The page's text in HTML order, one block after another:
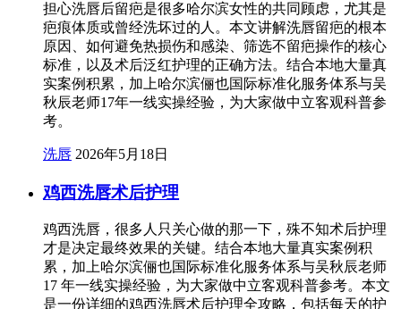
担心洗唇后留疤是很多哈尔滨女性的共同顾虑，尤其是
疤痕体质或曾经洗坏过的人。本文讲解洗唇留疤的根本
原因、如何避免热损伤和感染、筛选不留疤操作的核心
标准，以及术后泛红护理的正确方法。结合本地大量真
实案例积累，加上哈尔滨俪也国际标准化服务体系与吴
秋辰老师17年一线实操经验，为大家做中立客观科普参
考。
洗唇 2026年5月18日
鸡西洗唇术后护理
鸡西洗唇，很多人只关心做的那一下，殊不知术后护理
才是决定最终效果的关键。结合本地大量真实案例积
累，加上哈尔滨俪也国际标准化服务体系与吴秋辰老师
17 年一线实操经验，为大家做中立客观科普参考。本文
是一份详细的鸡西洗唇术后护理全攻略，包括每天的护